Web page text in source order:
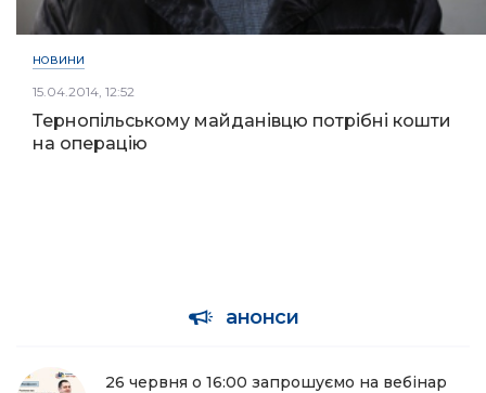
НОВИНИ
15.04.2014, 12:52
Тернопільському майданівцю потрібні кошти
на операцію
анонси
26 червня о 16:00 запрошуємо на вебінар